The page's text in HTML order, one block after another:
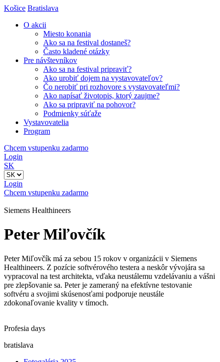
Košice Bratislava
O akcii
Miesto konania
Ako sa na festival dostaneš?
Často kladené otázky
Pre návštevníkov
Ako sa na festival pripraviť?
Ako urobiť dojem na vystavovateľov?
Čo nerobiť pri rozhovore s vystavovateľmi?
Ako napísať životopis, ktorý zaujme?
Ako sa pripraviť na pohovor?
Podmienky súťaže
Vystavovatelia
Program
Chcem vstupenku zadarmo
Login
SK
Login
Chcem vstupenku zadarmo
Siemens Healthineers
Peter Miľovčík
Peter Miľovčík má za sebou 15 rokov v organizácii v Siemens
Healthineers. Z pozície softvérového testera a neskôr vývojára sa
vypracoval na test architekta, vďaka neustálemu vzdelávaniu a vášni
pre zlepšovanie sa. Peter je zameraný na efektívne testovanie
softvéru a svojimi skúsenosťami podporuje neustále
zdokonaľovanie kvality v tímoch.
Profesia days
bratislava